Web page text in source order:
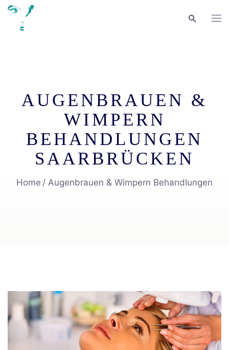
AUGENBRAUEN &
WIMPERN
BEHANDLUNGEN
SAARBRÜCKEN
Home Augenbrauen & Wimpern Behandlungen